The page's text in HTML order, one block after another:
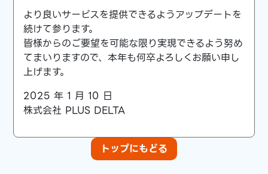
より良いサービスを提供できるようアップデートを
続けて参ります。
皆様からのご要望を可能な限り実現できるよう努め
てまいりますので、本年も何卒よろしくお願い申し
上げます。
2025 年 1 月 10 日
株式会社 PLUS DELTA
トップにもどる